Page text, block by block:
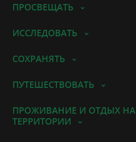
ПРОСВЕЩАТЬ
ИССЛЕДОВАТЬ
СОХРАНЯТЬ
ПУТЕШЕСТВОВАТЬ
ПРОЖИВАНИЕ И ОТДЫХ НА
ТЕРРИТОРИИ